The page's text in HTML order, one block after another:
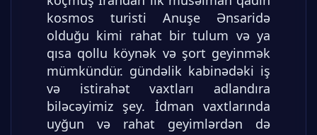
kosmos turisti Anuşe Ənsaridə
olduğu kimi rahat bir tulum və ya
qısa qollu köynək və şort geyinmək
mümkündür. gündəlik kabinədəki iş
və istirahət vaxtları adlandıra
biləcəyimiz şey. İdman vaxtlarında
uyğun və rahat geyimlərdən də